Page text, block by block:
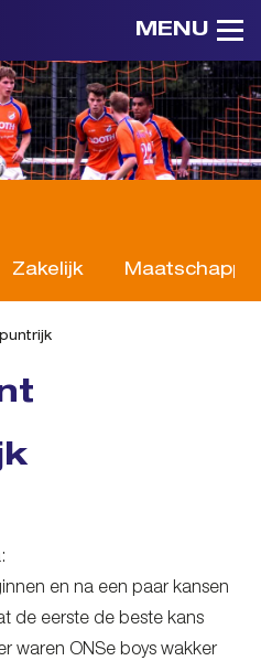
MENU
Zakelijk
en na een paar kansen
de eerste de beste kans
waren ONSe boys wakker